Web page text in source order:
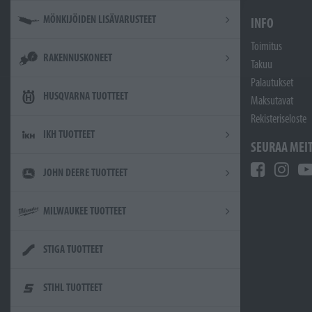
MÖNKIJÖIDEN LISÄVARUSTEET
RAKENNUSKONEET
HUSQVARNA TUOTTEET
IKH TUOTTEET
JOHN DEERE TUOTTEET
MILWAUKEE TUOTTEET
STIGA TUOTTEET
STIHL TUOTTEET
INFO
Toimitus
Takuu
Palautukset
Maksutavat
Rekisteriseloste
SEURAA